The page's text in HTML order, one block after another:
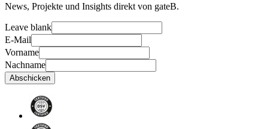
News, Projekte und Insights direkt von gateB.
Leave blank
E-Mail
Vorname
Nachname
Abschicken